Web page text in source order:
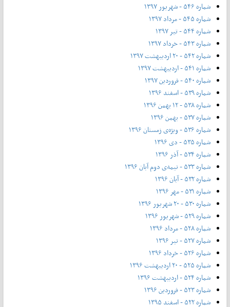
شماره ۵۴۶ - شهریور ۱۳۹۷
شماره ۵۴۵ - مرداد ۱۳۹۷
شماره ۵۴۴ - تیر ۱۳۹۷
شماره ۵۴۳ - خرداد ۱۳۹۷
شماره ۵۴۲ - ۲۰ اردیبهشت ۱۳۹۷
شماره ۵۴۱ - اردیبهشت ۱۳۹۷
شماره ۵۴۰ - فروردین ۱۳۹۷
شماره ۵۳۹ - اسفند ۱۳۹۶
شماره ۵۳۸ - ۱۲ بهمن ۱۳۹۶
شماره ۵۳۷ - بهمن ۱۳۹۶
شماره ۵۳۶ - ویژه‌ی زمستان ۱۳۹۶
شماره ۵۳۵ - دی ۱۳۹۶
شماره ۵۳۴ - آذر ۱۳۹۶
شماره ۵۳۳ - نیمه‌ی دوم آبان ۱۳۹۶
شماره ۵۳۲ - آبان ۱۳۹۶
شماره ۵۳۱ - مهر ۱۳۹۶
شماره ۵۳۰ - ۲۰ شهریور ۱۳۹۶
شماره ۵۲۹ - شهریور ۱۳۹۶
شماره ۵۲۸ - مرداد ۱۳۹۶
شماره ۵۲۷ - تیر ۱۳۹۶
شماره ۵۲۶ - خرداد ۱۳۹۶
شماره ۵۲۵ - ۲۰ اردیبهشت ۱۳۹۶
شماره ۵۲۴ - اردیبهشت ۱۳۹۶
شماره ۵۲۳ - فروردین ۱۳۹۶
شماره ۵۲۲ - اسفند ۱۳۹۵